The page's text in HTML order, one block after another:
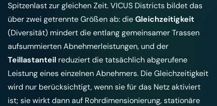
Spitzenlast zur gleichen Zeit. VICUS Districts bildet das
über zwei getrennte Größen ab: dieGleichzeitigkeit
(Diversität) mindert die entlang gemeinsamer Trassen
aufsummierten Abnehmerleistungen, und der
Teillastanteil reduziert die tatsächlich abgerufene
Leistung eines einzelnen Abnehmers. Die Gleichzeitigkeit
wird nur berücksichtigt, wenn sie für das Netz aktiviert
ist; sie wirkt dann auf Rohrdimensionierung, stationäre